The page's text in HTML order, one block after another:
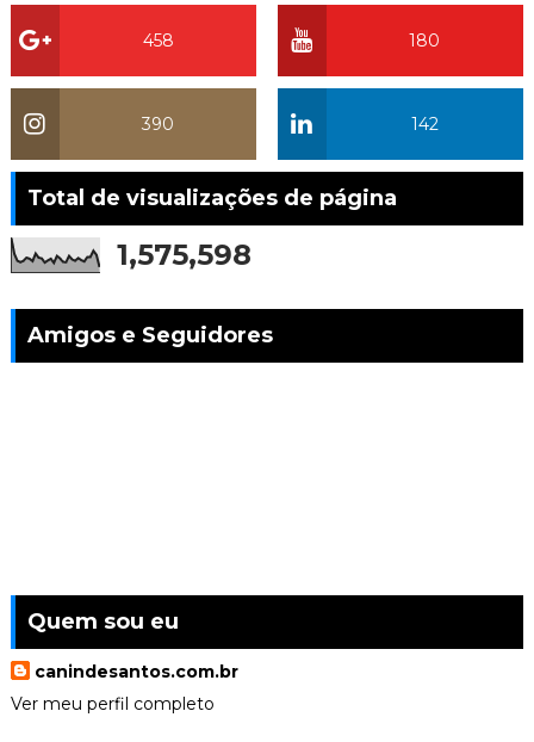
180
458
142
390
Total de visualizações de página
1,575,598
Amigos e Seguidores
Quem sou eu
canindesantos.com.br
Ver meu perfil completo